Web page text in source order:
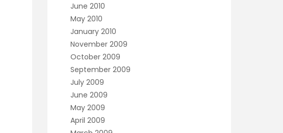
June 2010
May 2010
January 2010
November 2009
October 2009
September 2009
July 2009
June 2009
May 2009
April 2009